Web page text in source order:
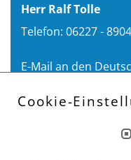
Herr Ralf Tolle
Telefon: 06227 -
E-Mail an den
info@dff-walldorf.de
Cookie-